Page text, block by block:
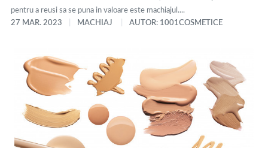
pentru a reusi sa se puna in valoare este machiajul....
27 MAR. 2023
MACHIAJ AUTOR: 1001COSMETICE